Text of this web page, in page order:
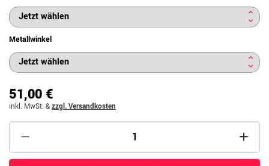
Metallwinkel
51,00 €
inkl. MwSt. &zzgl. Versandkosten